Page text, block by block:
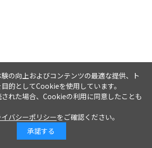
の向上およびコンテンツの最適な提供、ト
的としてCookieを使用しています。
れた場合、Cookieの利用に同意したことも
バシーポリシーをご確認ください。
承諾する